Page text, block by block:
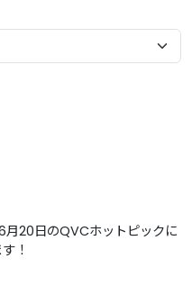
月20日のQVCホットピックに
！